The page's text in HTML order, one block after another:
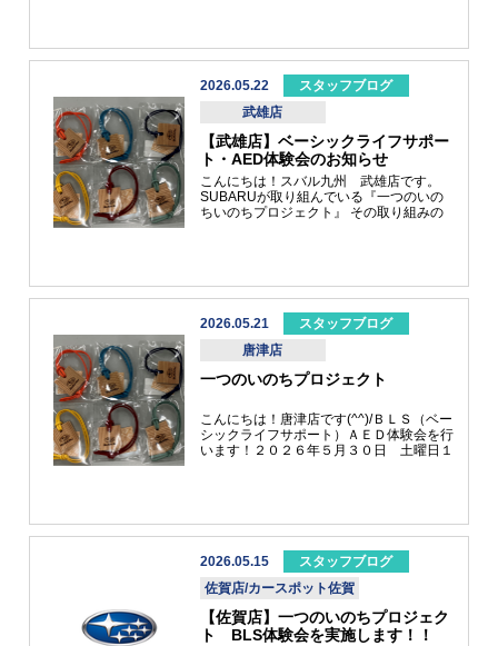
2026.05.22
スタッフブログ
武雄店
【武雄店】ベーシックライフサポー
ト・AED体験会のお知らせ
こんにちは！スバル九州 武雄店です。
SUBARUが取り組んでいる『一つのいの
ちいのちプロジェクト』 その取り組みの
ム皆さま、いざというときのために、ＡＥ
少しでもある方は、武雄店スタッフまでご
連絡ください。よろしくお願いいたしま
す。※体験会ご参加の方にささやかなプレ
ゼントもご準備しております。さて、話は
変わりますが、５月１０日まで開催され
２」へ行ってきました♪こちらは実物の立
体作品です。 おすシティー、よーく見る
と身近なもので作られていて面白かったで
す！ ご当地作品『佐賀し求めていた逸
2026.05.21
スタッフブログ
唐津店
一つのいのちプロジェクト
こんにちは！唐津店です(^^)/ＢＬＳ（ベー
シックライフサポート）ＡＥＤ体験会を行
います！２０２６年５月３０日 土曜日１
ントがあります。 『屋久杉ストラップ』
組む人たちを応援し、共に歩む『一つのい
のちプロジェクト』を全国のＳＵＢＡＲＵ
販売特約店と一緒に進めています。大切な
人を守りたい、美しい自然を守りたい。そ
の想いがあれば、あなたもプロジェクトの
一員です。
2026.05.15
スタッフブログ
佐賀店/カースポット佐賀
【佐賀店】一つのいのちプロジェク
ト BLS体験会を実施します！！